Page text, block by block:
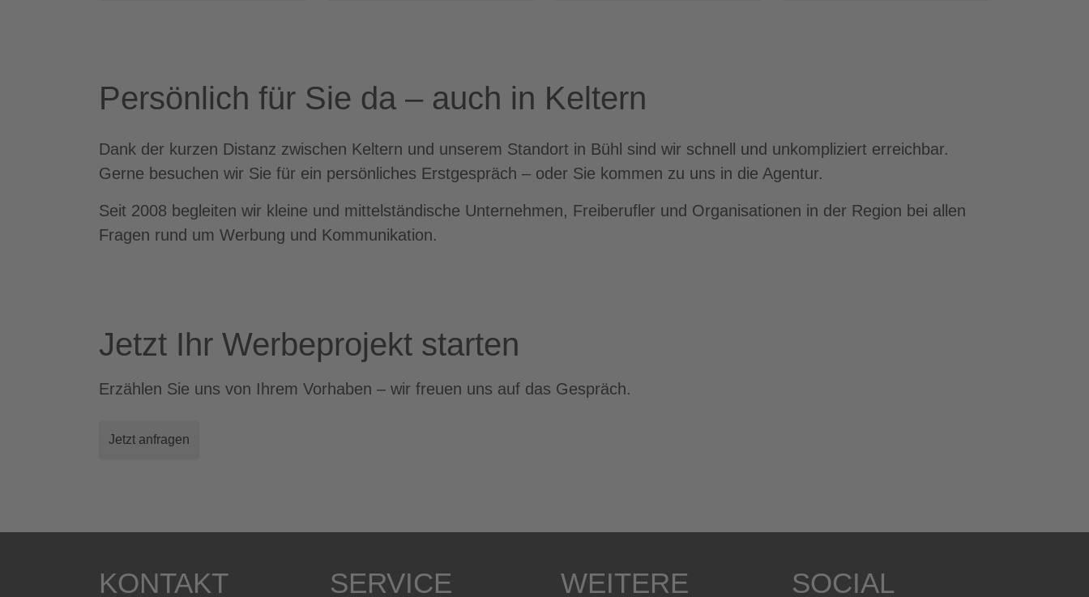
Persönlich für Sie da – auch in Keltern
Dank der kurzen Distanz zwischen Keltern und unserem Standort in Bühl sind wir schnell und unkompliziert erreichbar.
Gerne besuchen wir Sie für ein persönliches Erstgespräch – oder Sie kommen zu uns in die Agentur.
Seit 2008 begleiten wir kleine und mittelständische Unternehmen, Freiberufler und Organisationen in der Region bei allen
Fragen rund um Werbung und Kommunikation.
Jetzt Ihr Werbeprojekt starten
Erzählen Sie uns von Ihrem Vorhaben – wir freuen uns auf das Gespräch.
Jetzt anfragen
KONTAKT SERVICE WEITERE SOCIAL